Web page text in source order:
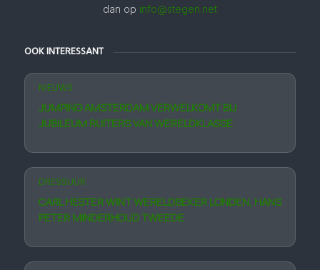
dan op info@stegen.net
OOK INTERESSANT
NIEUWS
JUMPING AMSTERDAM VERWELKOMT BIJ
JUBILEUM RUITERS VAN WERELDKLASSE
DRESSUUR
CARL HESTER WINT WERELDBEKER LONDEN, HANS
PETER MINDERHOUD TWEEDE